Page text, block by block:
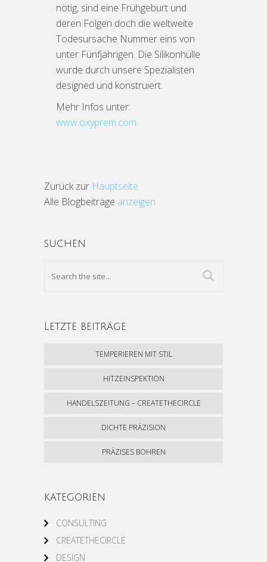
nötig, sind eine Frühgeburt und
deren Folgen doch die weltweite
Todesursache Nummer eins von
unter Fünfjährigen. Die Silikonhülle
wurde durch unsere Spezialisten
designed und konstruiert.
Mehr Infos unter:
www.oxyprem.com
Zurück zur Hauptseite
Alle Blogbeiträge anzeigen
SUCHEN
LETZTE BEITRÄGE
TEMPERIEREN MIT STIL
HITZEINSPEKTION
HANDELSZEITUNG – CREATETHECIRCLE
DICHTE PRÄZISION
PRÄZISES BOHREN
KATEGORIEN
CONSULTING
CREATETHECIRCLE
DESIGN